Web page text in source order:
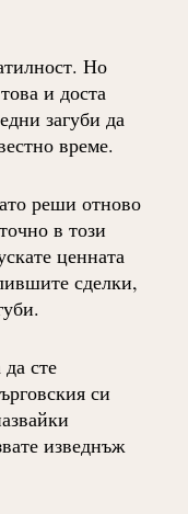
Но
и доста
загуби да
време.
реши отново
в този
ценната
сделки,
сте
си
изведнъж